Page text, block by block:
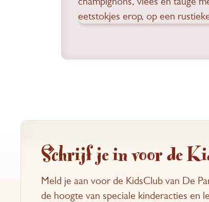
Schrijf je in voor de
Meld je aan voor de KidsClub van De
de hoogte van speciale kinderacties en